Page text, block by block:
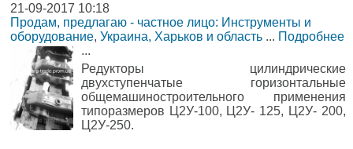
21-09-2017 10:18
Продам, предлагаю - частное лицо: Инструменты и
оборудование, Украина, Харьков и область ... Подробнее
...
Редукторы цилиндрические
двухступенчатые горизонтальные
общемашиностроительного применения
типоразмеров Ц2У-100, Ц2У- 125, Ц2У- 200,
Ц2У-250.